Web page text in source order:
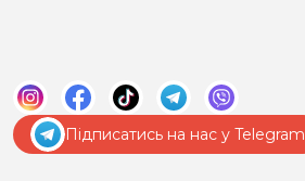
Підписатись на нас у Telegram